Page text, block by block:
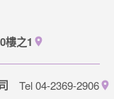
樓之1
Tel 04-2369-2906